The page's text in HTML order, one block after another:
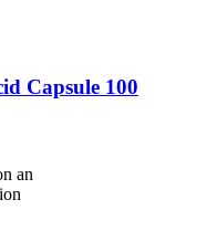
Capsule 100
an